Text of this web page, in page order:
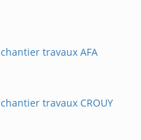
travaux AFA
travaux CROUY